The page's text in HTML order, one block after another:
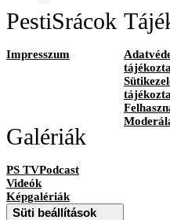
PestiSrácok
Impresszum
Galériák
PS TVPodcast
Videók
Képgalériák
Süti beállítások